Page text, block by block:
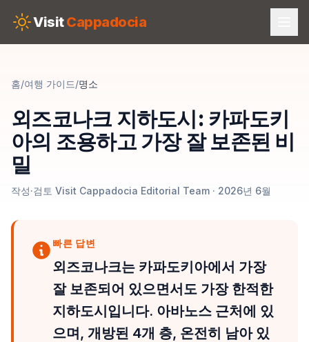
VisitCappadocia
홈/여행 가이드/명소
외즈코나크 지하도시: 카파도키
아의 조용하고 가장 잘 보존된 비
밀
작성·검토 Visit Cappadocia Editorial Team · 2026년 6월
빠른 답변
외즈코나크는 카파도키아에서 가장
잘 보존되어 있으면서도 가장 한적한
지하도시입니다. 아바노스 근처에 있
으며, 개방된 4개 층, 온전히 남아 있